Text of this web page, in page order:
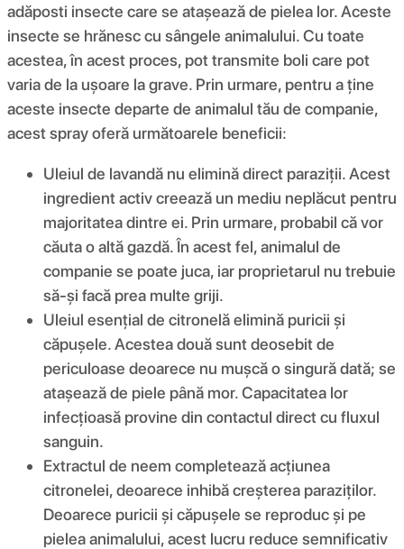
adăposti insecte care se atașează de pielea lor. Aceste
insecte se hrănesc cu sângele animalului. Cu toate
acestea, în acest proces, pot transmite boli care pot
varia de la ușoare la grave. Prin urmare, pentru a ține
aceste insecte departe de animalul tău de companie,
acest spray oferă următoarele beneficii:
Uleiul de lavandă nu elimină direct paraziții. Acest
ingredient activ creează un mediu neplăcut pentru
majoritatea dintre ei. Prin urmare, probabil că vor
căuta o altă gazdă. În acest fel, animalul de
companie se poate juca, iar proprietarul nu trebuie
să-și facă prea multe griji.
Uleiul esențial de citronelă elimină puricii și
căpușele. Acestea două sunt deosebit de
periculoase deoarece nu mușcă o singură dată; se
atașează de piele până mor. Capacitatea lor
infecțioasă provine din contactul direct cu fluxul
sanguin.
Extractul de neem completează acțiunea
citronelei, deoarece inhibă creșterea paraziților.
Deoarece puricii și căpușele se reproduc și pe
pielea animalului, acest lucru reduce semnificativ